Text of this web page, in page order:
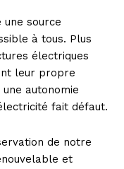
source
à tous. Plus
électriques
leur propre
autonomie
fait défaut.
de notre
et